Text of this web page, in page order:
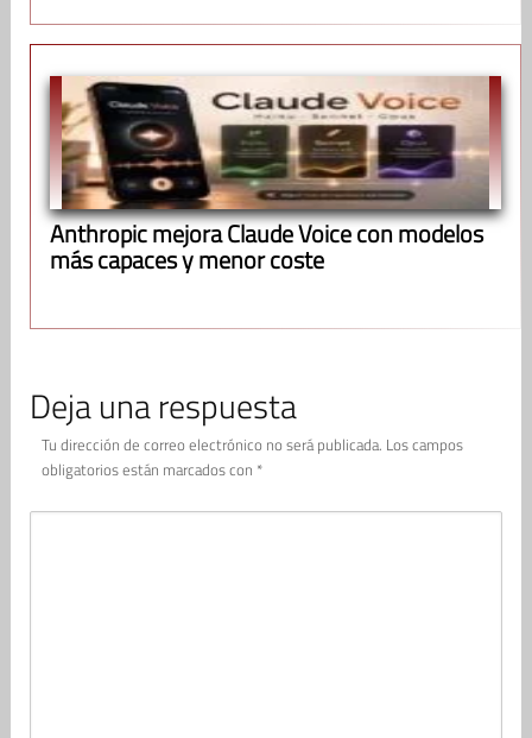
Anthropic mejora Claude Voice con modelos
más capaces y menor coste
Deja una respuesta
Tu dirección de correo electrónico no será publicada. Los campos
obligatorios están marcados con *